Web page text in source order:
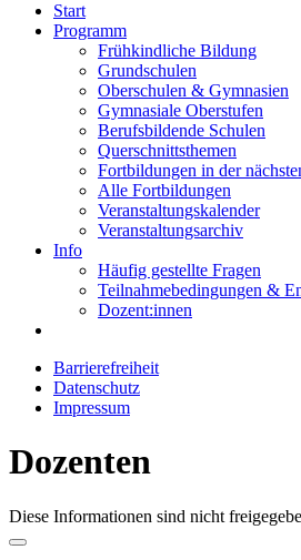
Start
Programm
Frühkindliche Bildung
Grundschulen
Oberschulen & Gymnasien
Gymnasiale Oberstufen
Berufsbildende Schulen
Querschnittsthemen
Fortbildungen in der
Alle Fortbildungen
Veranstaltungskalender
Veranstaltungsarchiv
Info
Häufig gestellte Fragen
Teilnahmebedingungen &
Dozent:innen
Barrierefreiheit
Datenschutz
Impressum
Dozenten
Diese Informationen sind nicht